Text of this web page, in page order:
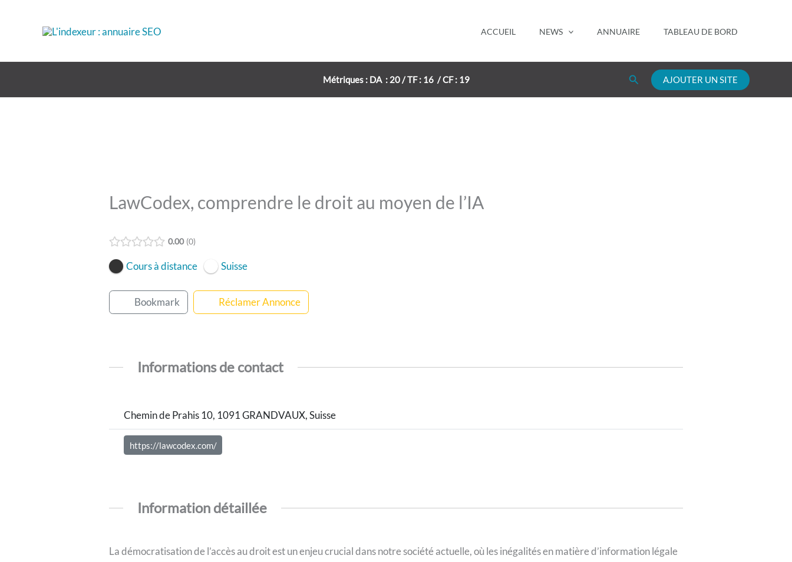
ACCUEIL NEWS ANNUAIRE TABLEAU DE BORD
Métriques : DA : 20 / TF : 16 / CF : 19 RechercherAJOUTER UN SITE
LawCodex, comprendre le droit au moyen de l’IA
0.00 0
Cours à distance Suisse
Bookmark Réclamer Annonce
Informations de contact
Chemin de Prahis 10, 1091 GRANDVAUX, Suisse
https://lawcodex.com/
Information détaillée
La démocratisation de l’accès au droit est un enjeu crucial dans notre société actuelle, où les inégalités en matière d’information légale